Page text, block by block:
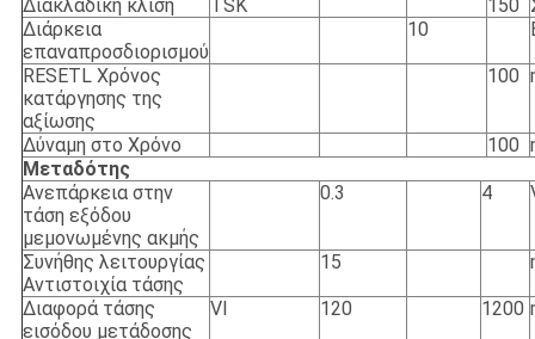
Διακλαδική κλίση TSK 150
Διάρκεια
επαναπροσδιορισμού
10
RESETL Χρόνος
κατάργησης της
αξίωσης
100
Δύναμη στο Χρόνο 100
Μεταδότης
Ανεπάρκεια στην
τάση εξόδου
μεμονωμένης ακμής
0.3 4
Συνήθης λειτουργίας
Αντιστοιχία τάσης
15
Διαφορά τάσης
εισόδου μετάδοσης
VI 120 1200